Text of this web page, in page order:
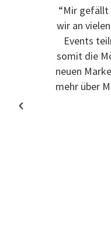
“Mir gefällt
wir an
Events
somit die
neuen
mehr über